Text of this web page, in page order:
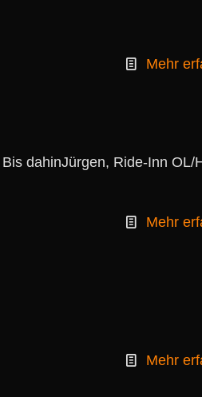
Mehr
dahinJürgen, Ride-Inn
Mehr
Mehr